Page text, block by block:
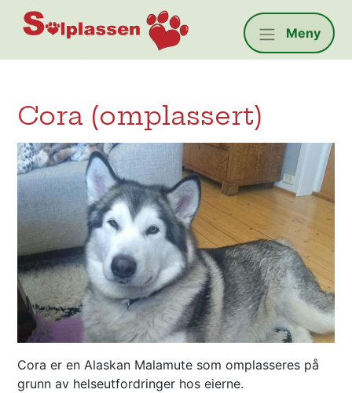
Solplassen
Meny
Cora (omplassert)
Cora er en Alaskan Malamute som omplasseres på
grunn av helseutfordringer hos eierne.